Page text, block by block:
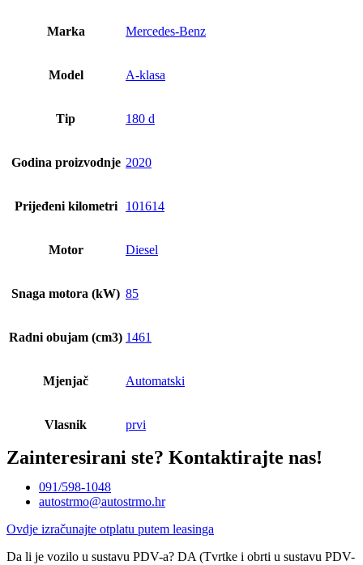
Marka Mercedes-Benz
Model A-klasa
Tip 180 d
Godina proizvodnje 2020
Prijeđeni kilometri 101614
Motor Diesel
Snaga motora (kW) 85
Radni obujam (cm3) 1461
Mjenjač Automatski
Vlasnik prvi
Zainteresirani ste? Kontaktirajte nas!
091/598-1048
autostrmo@autostrmo.hr
Ovdje izračunajte otplatu putem leasinga
Da li je vozilo u sustavu PDV-a? DA (Tvrtke i obrti u sustavu PDV-